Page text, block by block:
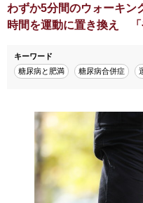
糖尿病のきほん
特集・連載
特集・連載 一覧へ
腎臓の健康道
血糖トレンド
グリコアルブミン
1型ライフ
わずか5分間のウォーキ
時間を運動に置き換え 「
キーワード
糖尿病と肥満
糖尿病合併症